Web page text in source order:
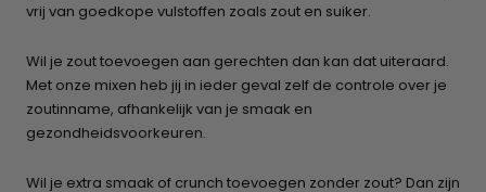
vrij van goedkope vulstoffen zoals zout en suiker.
Wil je zout toevoegen aan gerechten dan kan dat uiteraard.
Met onze mixen heb jij in ieder geval zelf de controle over je
zoutinname, afhankelijk van je smaak en
gezondheidsvoorkeuren.
Wil je extra smaak of crunch toevoegen zonder zout? Dan zijn